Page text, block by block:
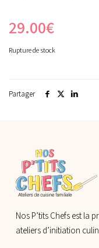
29.00€
Rupture de stock
Partager
Nos P’tits Chefs est la
ateliers d’initiation